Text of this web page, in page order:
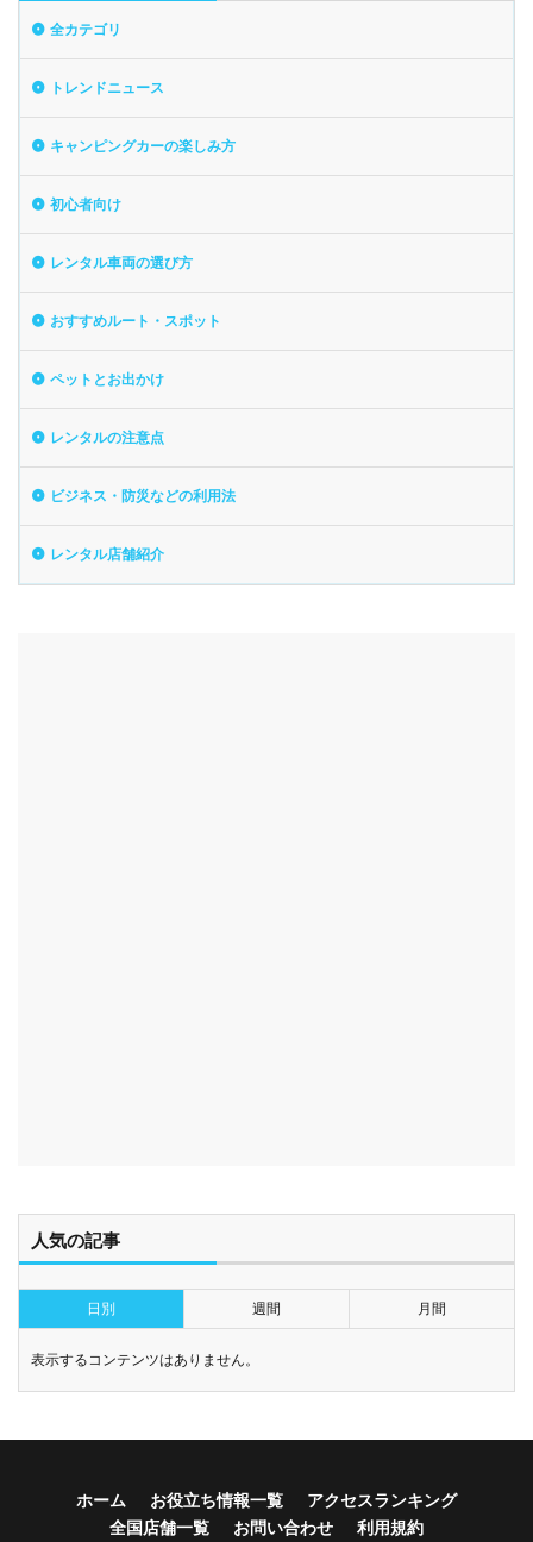
全カテゴリ
トレンドニュース
キャンピングカーの楽しみ方
初心者向け
レンタル車両の選び方
おすすめルート・スポット
ペットとお出かけ
レンタルの注意点
ビジネス・防災などの利用法
レンタル店舗紹介
人気の記事
日別 週間 月間
表示するコンテンツはありません。
ホーム お役立ち情報一覧
アクセスランキング
全国店舗一覧
お問い合わせ 利用規約